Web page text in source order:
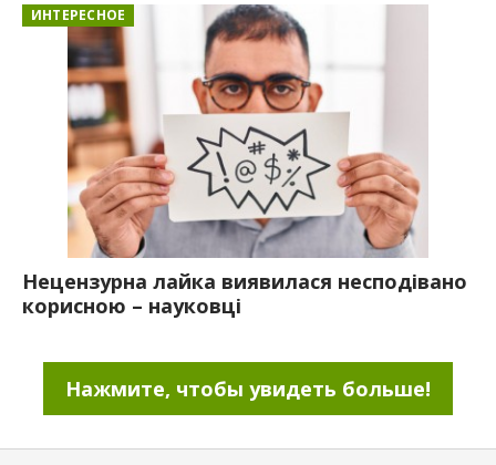
ИНТЕРЕСНОЕ
Нецензурна лайка виявилася несподівано
корисною – науковці
Нажмите, чтобы увидеть больше!